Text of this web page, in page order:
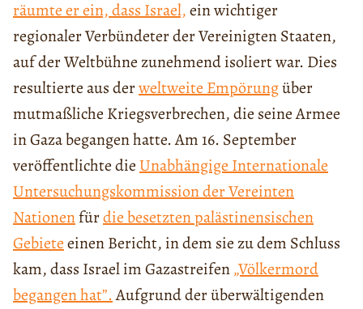
räumte er ein, dass Israel,ein wichtiger
regionaler Verbündeter der Vereinigten Staaten,
auf der Weltbühne zunehmend isoliert war. Dies
resultierte aus derweltweite Empörungüber
mutmaßliche Kriegsverbrechen, die seine Armee
in Gaza begangen hatte. Am 16. September
veröffentlichte dieUnabhängige Internationale
Untersuchungskommission der Vereinten
Nationenfürdie besetzten palästinensischen
Gebieteeinen Bericht, in dem sie zu dem Schluss
kam, dass Israel im Gazastreifen„Völkermord
begangen hat”.Aufgrund der überwältigenden